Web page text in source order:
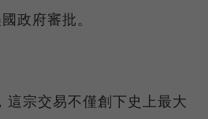
政府審批。
這宗交易不僅創下史上最大